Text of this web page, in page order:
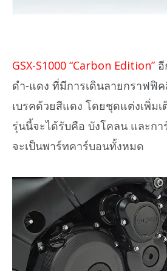
GSX-S1000 “Carbon Edition”
ดำ-แดง ที่มีการเดินลายกราฟฟิ
เบรคด้วยสีแดง โดยชุดแต่งเพิ่ม
รุ่นนี้จะได้รับคือ บังโคลน และก
จะเป็นพาร์ทคาร์บอนทั้งหมด